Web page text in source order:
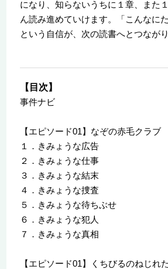
になり、知らないうちに１章、ま
ん読み進めていけます。「こんなに
という自信が、次の読書へとつながり
【目次】
事件ナビ
【エピソード01】なぞの赤毛クラブ
１．きみょうな広告
２．きみょうな仕事
３．きみょうな結末
４．きみょうな捜査
５．きみょうな待ちぶせ
６．きみょうな犯人
７．きみょうな真相
【エピソード01】くちびるのねじれ